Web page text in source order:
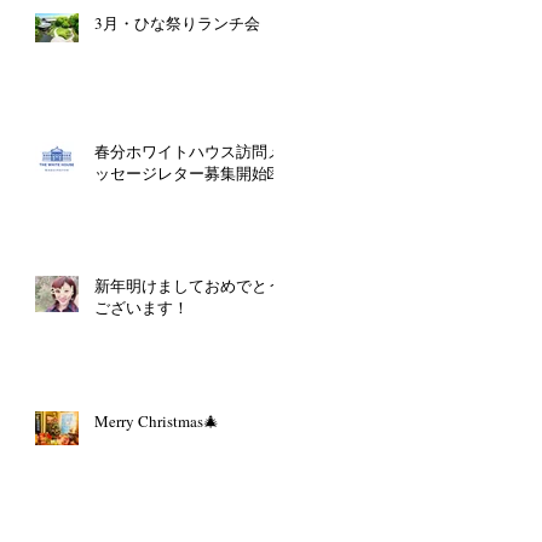
3月・ひな祭りランチ会
春分ホワイトハウス訪問メ
ッセージレター募集開始💌
新年明けましておめでとう
ございます！
Merry Christmas🎄